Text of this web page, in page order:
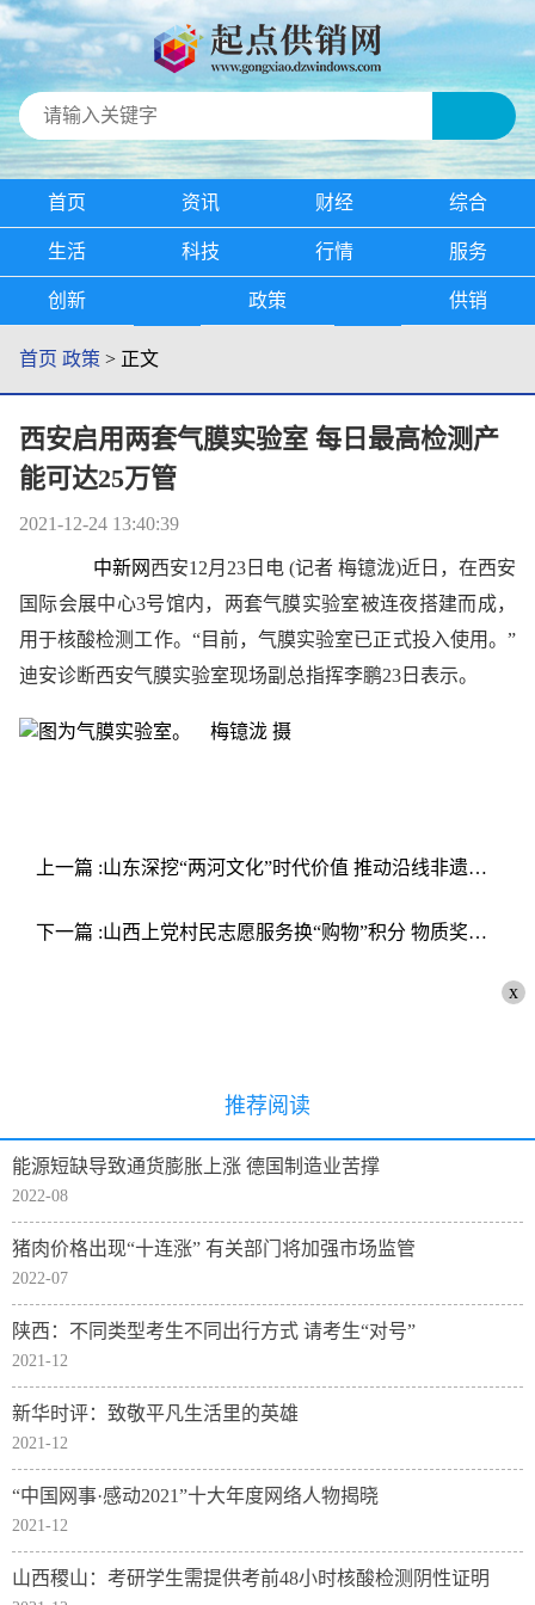
首页 资讯 财经 综合
生活 科技 行情 服务
创新 政策 供销
首页 政策 > 正文
西安启用两套气膜实验室 每日最高检测产
能可达25万管
2021-12-24 13:40:39
中新网 西安12月23日电 (记者 梅镱泷)近日，在西安
国际会展中心3号馆内，两套气膜实验室被连夜搭建而成，
用于核酸检测工作。“目前，气膜实验室已正式投入使用。”
迪安诊断西安气膜实验室现场副总指挥李鹏23日表示。
上一篇 :山东深挖“两河文化”时代价值 推动沿线非遗交流互鉴
下一篇 :山西上党村民志愿服务换“购物”积分 物质奖励培育文明乡风
x
推荐阅读
能源短缺导致通货膨胀上涨 德国制造业苦撑
2022-08
猪肉价格出现“十连涨” 有关部门将加强市场监管
2022-07
陕西：不同类型考生不同出行方式 请考生“对号”
2021-12
新华时评：致敬平凡生活里的英雄
2021-12
“中国网事·感动2021”十大年度网络人物揭晓
2021-12
山西稷山：考研学生需提供考前48小时核酸检测阴性证明